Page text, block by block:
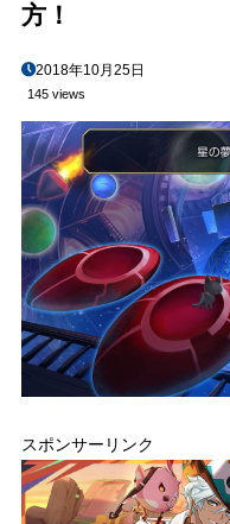
方！
2018年10月25日
145 views
スポンサーリンク